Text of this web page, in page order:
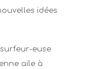
idées
euse
aile à